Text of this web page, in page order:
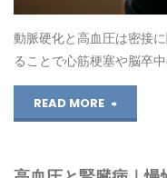
圧
は
下
が
圧
管
心
動脈硬化と高血圧は密接
ることで心筋梗塞や脳卒
READ MORE
"動